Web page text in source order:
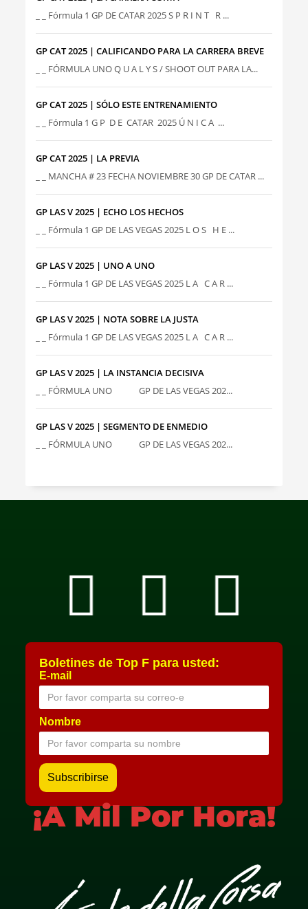
_ _ Fórmula 1 GP DE CATAR 2025 S P R I N T R ...
GP CAT 2025 | CALIFICANDO PARA LA CARRERA BREVE
_ _ FÓRMULA UNO Q U A L Y S / SHOOT OUT PARA LA...
GP CAT 2025 | SÓLO ESTE ENTRENAMIENTO
_ _ Fórmula 1 G P D E CATAR 2025 Ú N I C A ...
GP CAT 2025 | LA PREVIA
_ _ MANCHA # 23 FECHA NOVIEMBRE 30 GP DE CATAR ...
GP LAS V 2025 | ECHO LOS HECHOS
_ _ Fórmula 1 GP DE LAS VEGAS 2025 L O S H E ...
GP LAS V 2025 | UNO A UNO
_ _ Fórmula 1 GP DE LAS VEGAS 2025 L A C A R ...
GP LAS V 2025 | NOTA SOBRE LA JUSTA
_ _ Fórmula 1 GP DE LAS VEGAS 2025 L A C A R ...
GP LAS V 2025 | LA INSTANCIA DECISIVA
_ _ FÓRMULA UNO GP DE LAS VEGAS 202...
GP LAS V 2025 | SEGMENTO DE ENMEDIO
_ _ FÓRMULA UNO GP DE LAS VEGAS 202...
Boletines de Top F para usted:
E-mail
Nombre
¡A Mil Por Hora!